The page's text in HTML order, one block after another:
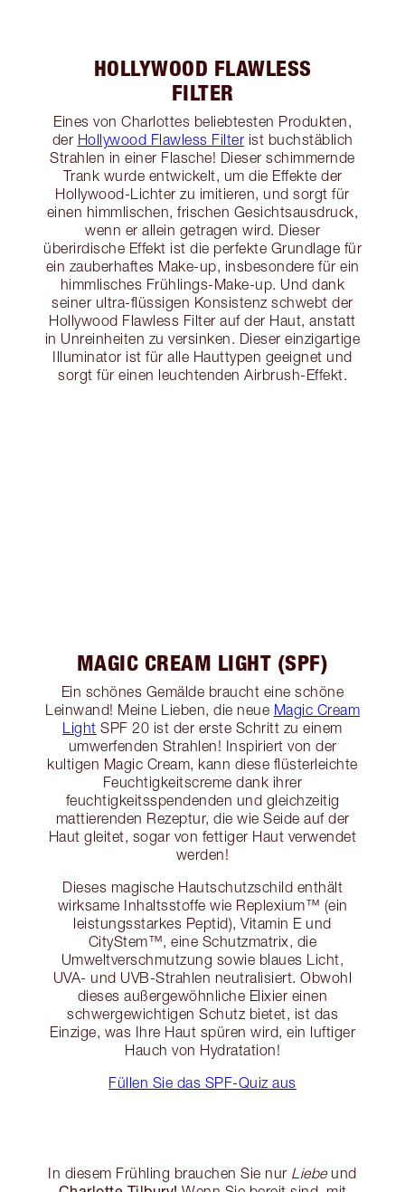
HOLLYWOOD FLAWLESS
FILTER
Eines von Charlottes beliebtesten Produkten,
der Hollywood Flawless Filter ist buchstäblich
Strahlen in einer Flasche! Dieser schimmernde
Trank wurde entwickelt, um die Effekte der
Hollywood-Lichter zu imitieren, und sorgt für
einen himmlischen, frischen Gesichtsausdruck,
wenn er allein getragen wird. Dieser
überirdische Effekt ist die perfekte Grundlage für
ein zauberhaftes Make-up, insbesondere für ein
himmlisches Frühlings-Make-up. Und dank
seiner ultra-flüssigen Konsistenz schwebt der
Hollywood Flawless Filter auf der Haut, anstatt
in Unreinheiten zu versinken. Dieser einzigartige
Illuminator ist für alle Hauttypen geeignet und
sorgt für einen leuchtenden Airbrush-Effekt.
MAGIC CREAM LIGHT (SPF)
Ein schönes Gemälde braucht eine schöne
Leinwand! Meine Lieben, die neue Magic Cream
Light SPF 20 ist der erste Schritt zu einem
umwerfenden Strahlen! Inspiriert von der
kultigen Magic Cream, kann diese flüsterleichte
Feuchtigkeitscreme dank ihrer
feuchtigkeitsspendenden und gleichzeitig
mattierenden Rezeptur, die wie Seide auf der
Haut gleitet, sogar von fettiger Haut verwendet
werden!
Dieses magische Hautschutzschild enthält
wirksame Inhaltsstoffe wie Replexium™️ (ein
leistungsstarkes Peptid), Vitamin E und
CityStem™️, eine Schutzmatrix, die
Umweltverschmutzung sowie blaues Licht,
UVA- und UVB-Strahlen neutralisiert. Obwohl
dieses außergewöhnliche Elixier einen
schwergewichtigen Schutz bietet, ist das
Einzige, was Ihre Haut spüren wird, ein luftiger
Hauch von Hydratation!
Füllen Sie das SPF-Quiz aus
In diesem Frühling brauchen Sie nur Liebeund